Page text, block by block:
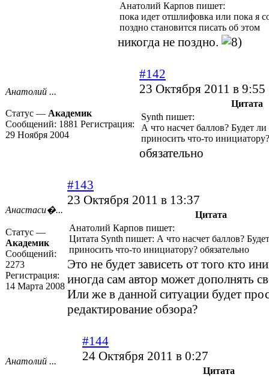
Анатолий Карпов пишет:
пока идет отшлифовка или пока я
поздно становится писать об этом
никогда не поздно.
Анатолий ...
Статус — Академик
Сообщений: 1881 Регистрация:
29 Ноября 2004
#142
23 Октября 2011 в 9:55
Цитата
Synth пишет:
А что насчет баллов? Будет ли
приносить что-то инициатору?
обязательно
Анастаси�...
Статус —
Академик
Сообщений:
2273
Регистрация:
14 Марта 2008
#143
23 Октября 2011 в 13:37
Цитата
Анатолий Карпов пишет:
Цитата Synth пишет: А что насчет баллов?
приносить что-то инициатору? обязательно
Это не будет зависеть от того кто
иногда сам автор может дополнять
Или же в данной ситуации будет
редактирование обзора?
Анатолий ...
#144
24 Октября 2011 в 0:27
Цитата